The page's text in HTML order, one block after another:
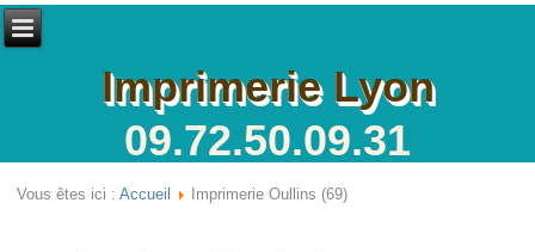
Imprimerie Lyon
09.72.50.09.31
Vous êtes ici :Accueil Imprimerie Oullins (69)